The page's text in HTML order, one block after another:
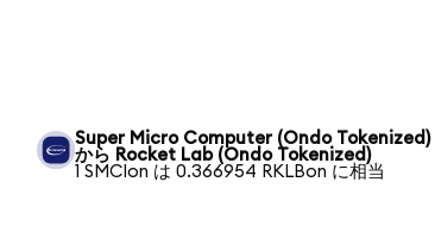
Super Micro Computer (Ondo Tokenized)
から Rocket Lab (Ondo Tokenized)
1 SMCIon は 0.366954 RKLBon に相当